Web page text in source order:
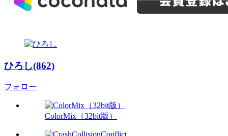
ひろし(862)
フォロー
ColorMix（32bit版）